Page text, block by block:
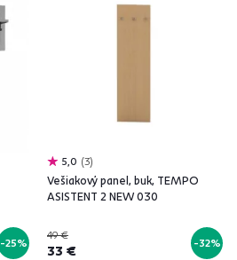
-25%
5,0 3
Vešiakový panel, buk, TEMPO
ASISTENT 2 NEW 030
49 €
33 € -32%